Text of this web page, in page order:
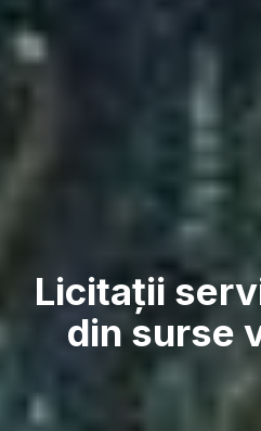
Licitații
din surse